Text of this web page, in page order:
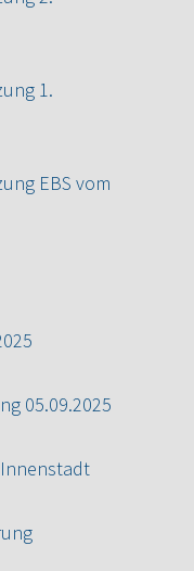
1.
EBS vom
05.09.2025